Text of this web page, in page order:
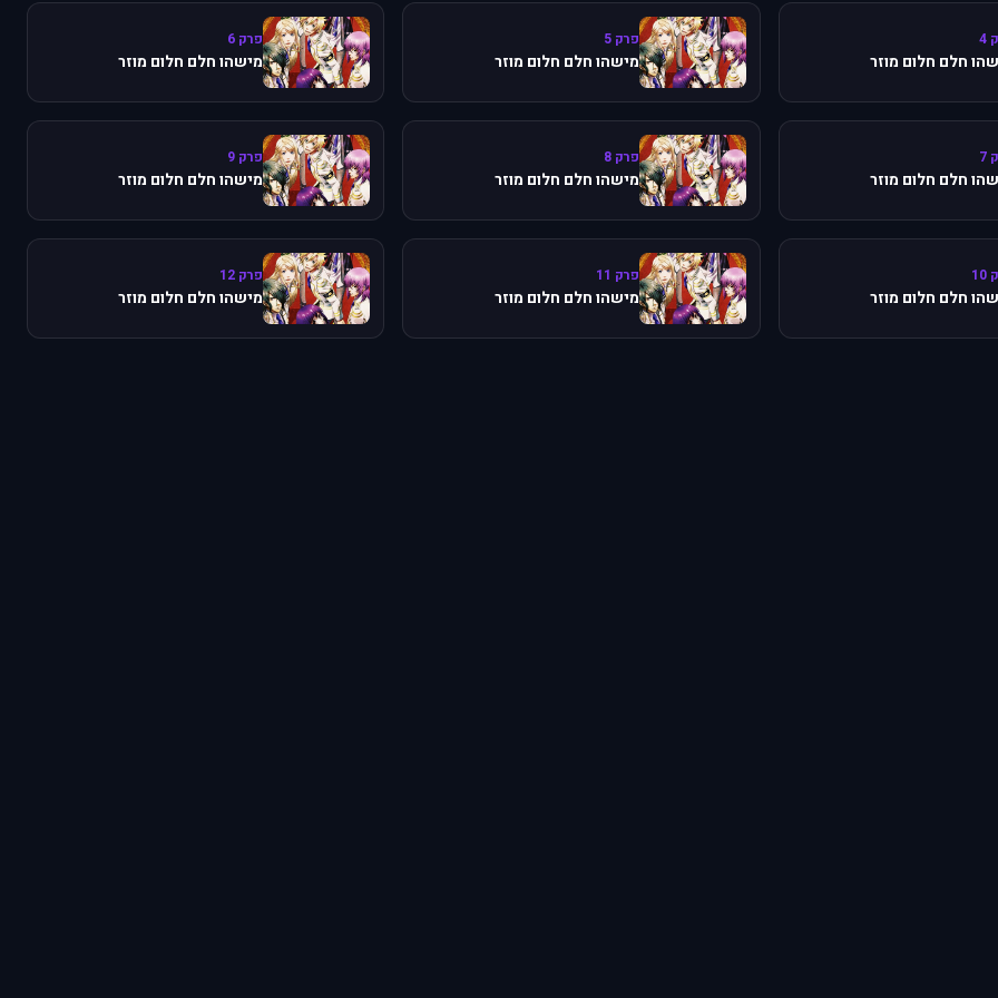
חלם חלום מוזר
פרק 5
מישהו חלם חלום מוזר
פרק 6
מישהו חלם חלום מוזר
חלם חלום מוזר
פרק 8
מישהו חלם חלום מוזר
פרק 9
מישהו חלם חלום מוזר
חלם חלום מוזר
פרק 11
מישהו חלם חלום מוזר
פרק 12
מישהו חלם חלום מוזר